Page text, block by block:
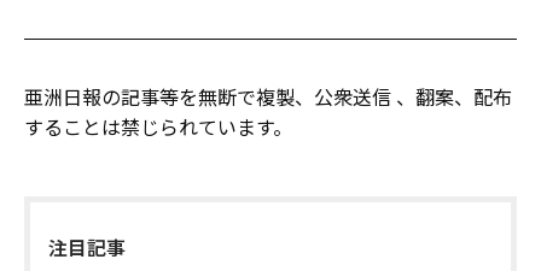
亜洲日報の記事等を無断で複製、公衆送信 、翻案、配布
することは禁じられています。
注目記事